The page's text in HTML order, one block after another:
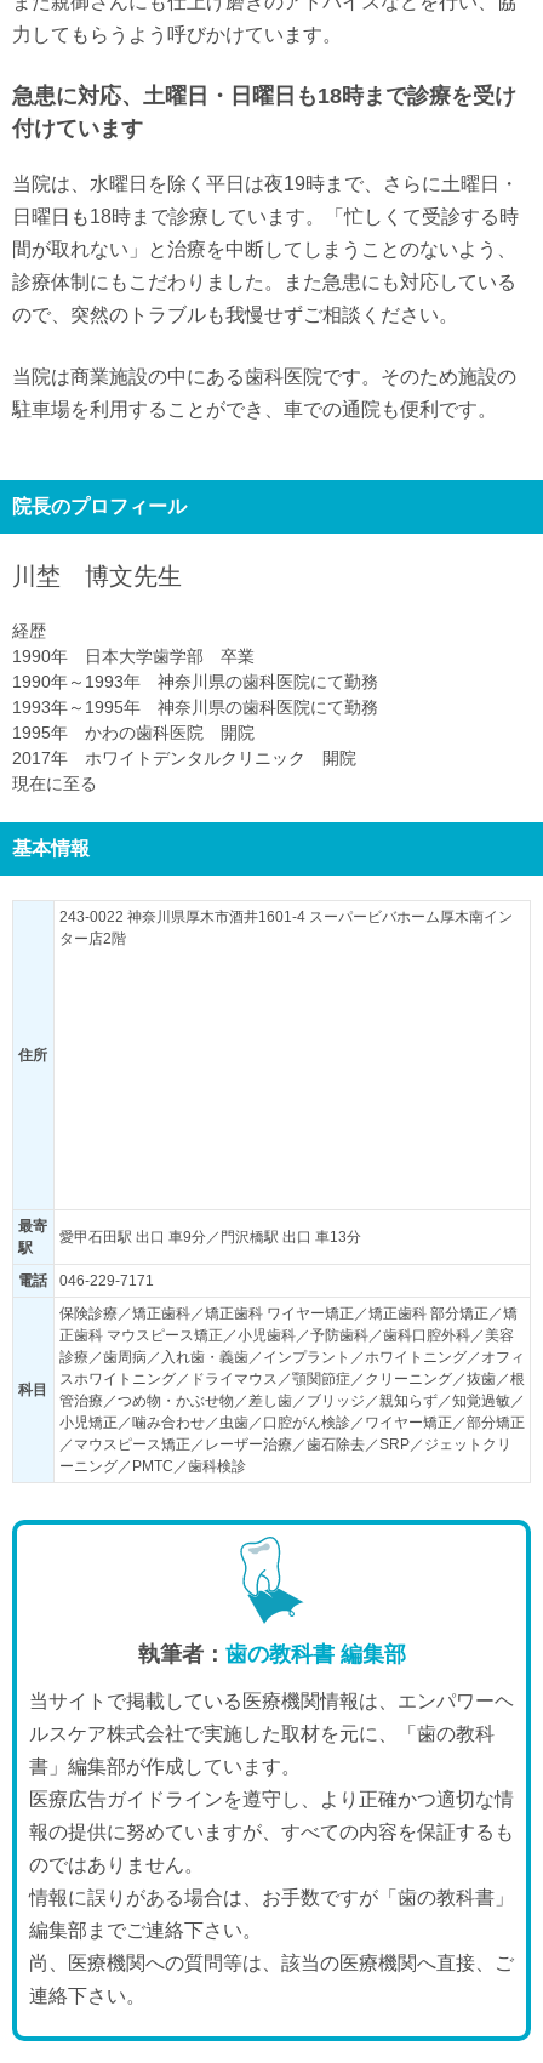
力してもらうよう呼びかけています。
急患に対応、土曜日・日曜日も18時まで診療を受け
付けています
当院は、水曜日を除く平日は夜19時まで、さらに土曜日・
日曜日も18時まで診療しています。「忙しくて受診する時
間が取れない」と治療を中断してしまうことのないよう、
診療体制にもこだわりました。また急患にも対応している
ので、突然のトラブルも我慢せずご相談ください。
当院は商業施設の中にある歯科医院です。そのため施設の
駐車場を利用することができ、車での通院も便利です。
院長のプロフィール
川埜 博文先生
経歴
1990年 日本大学歯学部 卒業
1990年～1993年 神奈川県の歯科医院にて勤務
1993年～1995年 神奈川県の歯科医院にて勤務
1995年 かわの歯科医院 開院
2017年 ホワイトデンタルクリニック 開院
現在に至る
基本情報
住所
243-0022 神奈川県厚木市酒井1601-4 スーパービバホーム厚木南イン
ター店2階
最寄
駅
愛甲石田駅 出口 車9分／門沢橋駅 出口 車13分
電話 046-229-7171
科目
保険診療／矯正歯科／矯正歯科 ワイヤー矯正／矯正歯科 部分矯正／矯
正歯科 マウスピース矯正／小児歯科／予防歯科／歯科口腔外科／美容
診療／歯周病／入れ歯・義歯／インプラント／ホワイトニング／オフィ
スホワイトニング／ドライマウス／顎関節症／クリーニング／抜歯／根
管治療／つめ物・かぶせ物／差し歯／ブリッジ／親知らず／知覚過敏／
小児矯正／噛み合わせ／虫歯／口腔がん検診／ワイヤー矯正／部分矯正
／マウスピース矯正／レーザー治療／歯石除去／SRP／ジェットクリ
ーニング／PMTC／歯科検診
執筆者： 歯の教科書 編集部
当サイトで掲載している医療機関情報は、エンパワーヘ
ルスケア株式会社で実施した取材を元に、「歯の教科
書」編集部が作成しています。
医療広告ガイドラインを遵守し、より正確かつ適切な情
報の提供に努めていますが、すべての内容を保証するも
のではありません。
情報に誤りがある場合は、お手数ですが「歯の教科書」
編集部までご連絡下さい。
尚、医療機関への質問等は、該当の医療機関へ直接、ご
連絡下さい。